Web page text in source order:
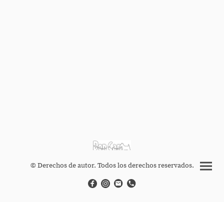
© Derechos de autor. Todos los derechos reservados.